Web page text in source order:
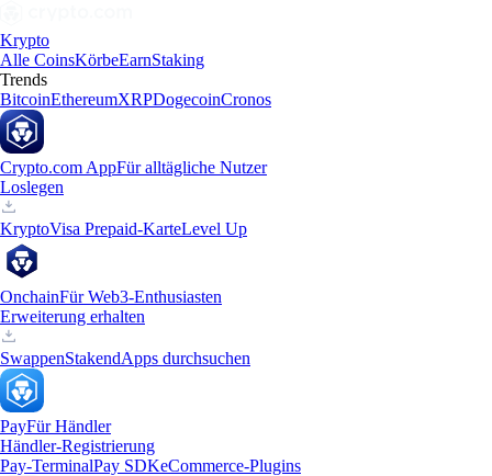
Krypto
Alle CoinsKörbeEarnStaking
Trends
BitcoinEthereumXRPDogecoinCronos
Crypto.com AppFür alltägliche Nutzer
Loslegen
KryptoVisa Prepaid-KarteLevel Up
OnchainFür Web3-Enthusiasten
Erweiterung erhalten
SwappenStakendApps durchsuchen
PayFür Händler
Händler-Registrierung
Pay-TerminalPay SDKeCommerce-Plugins